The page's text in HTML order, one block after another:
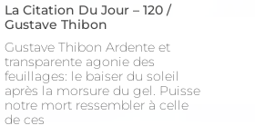
La Citation Du Jour – 120 /
Gustave Thibon
Gustave Thibon Ardente et
transparente agonie des
feuillages: le baiser du soleil
après la morsure du gel. Puisse
notre mort ressembler à celle
de ces